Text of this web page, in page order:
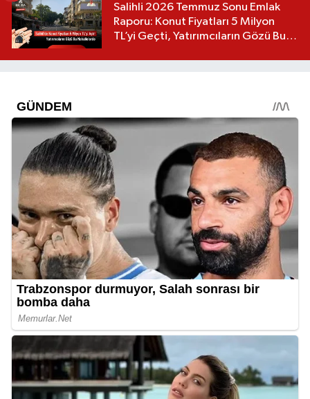
Salihli 2026 Temmuz Sonu Emlak
Raporu: Konut Fiyatları 5 Milyon
TL’yi Geçti, Yatırımcıların Gözü Bu